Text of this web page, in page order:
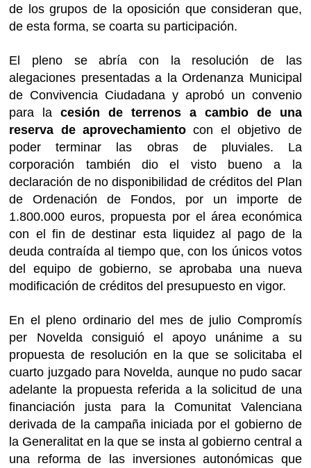
de los grupos de la oposición que consideran que,
de esta forma, se coarta su participación.
El pleno se abría con la resolución de las
alegaciones presentadas a la Ordenanza Municipal
de Convivencia Ciudadana y aprobó un convenio
para lacesión de terrenos a cambio de una
reserva de aprovechamiento con el objetivo de
poder terminar las obras de pluviales. La
corporación también dio el visto bueno a la
declaración de no disponibilidad de créditos del Plan
de Ordenación de Fondos, por un importe de
1.800.000 euros, propuesta por el área económica
con el fin de destinar esta liquidez al pago de la
deuda contraída al tiempo que, con los únicos votos
del equipo de gobierno, se aprobaba una nueva
modificación de créditos del presupuesto en vigor.
En el pleno ordinario del mes de julio Compromís
per Novelda consiguió el apoyo unánime a su
propuesta de resolución en la que se solicitaba el
cuarto juzgado para Novelda, aunque no pudo sacar
adelante la propuesta referida a la solicitud de una
financiación justa para la Comunitat Valenciana
derivada de la campaña iniciada por el gobierno de
la Generalitat en la que se insta al gobierno central a
una reforma de las inversiones autonómicas que